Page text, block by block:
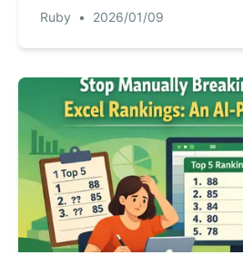
잡한 텍스트를 분리할 수 있는지
Ruby • 2026/01/09